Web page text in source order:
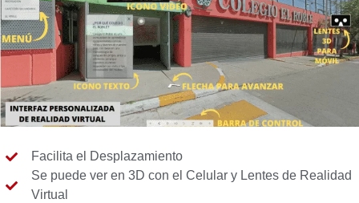
Facilita el Desplazamiento
Se puede ver en 3D con el Celular y Lentes de Realidad
Virtual